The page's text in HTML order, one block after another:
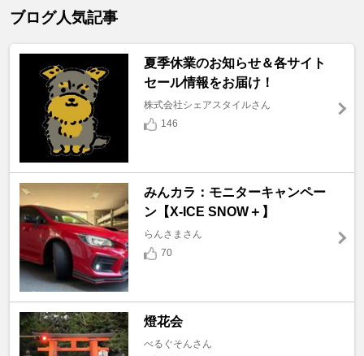
ブログ人気記事
夏季休業のお知らせ＆各サイト
セール情報をお届け！
株式会社シェアスタイルさん
146
みんカラ：モニターキャンペー
ン【X-ICE SNOW＋】
らんさまさん
70
燈花会
べるぐそんさん